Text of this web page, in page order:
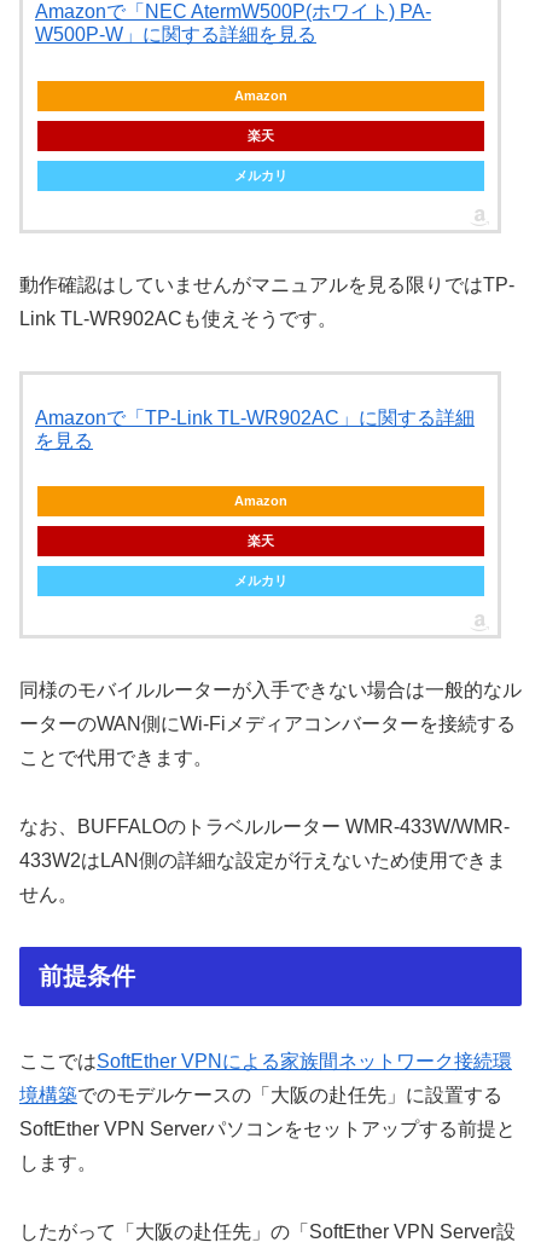
Amazonで「NEC AtermW500P(ホワイト) PA-
W500P-W」に関する詳細を見る
Amazon
楽天
メルカリ
動作確認はしていませんがマニュアルを見る限りではTP-
Link TL-WR902ACも使えそうです。
Amazonで「TP-Link TL-WR902AC」に関する詳細
を見る
Amazon
楽天
メルカリ
同様のモバイルルーターが入手できない場合は一般的なル
ーターのWAN側にWi-Fiメディアコンバーターを接続する
ことで代用できます。
なお、BUFFALOのトラベルルーター WMR-433W/WMR-
433W2はLAN側の詳細な設定が行えないため使用できま
せん。
前提条件
ここではSoftEther VPNによる家族間ネットワーク接続環
境構築でのモデルケースの「大阪の赴任先」に設置する
SoftEther VPN Serverパソコンをセットアップする前提と
します。
したがって「大阪の赴任先」の「SoftEther VPN Server設